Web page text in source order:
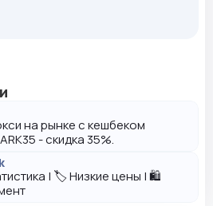
на рынке с кешбеком
- скидка 35%.
| 🏷️ Низкие цены | 🛍️